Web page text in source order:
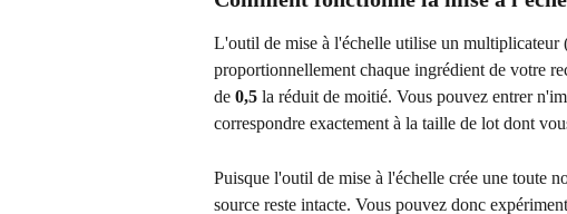
L'outil de mise à l'échelle utilise un multiplicateur
proportionnellement chaque ingrédient de votre
de 0,5 la réduit de moitié. Vous pouvez entrer
correspondre exactement à la taille de lot dont
Puisque l'outil de mise à l'échelle crée une toute
source reste intacte. Vous pouvez donc